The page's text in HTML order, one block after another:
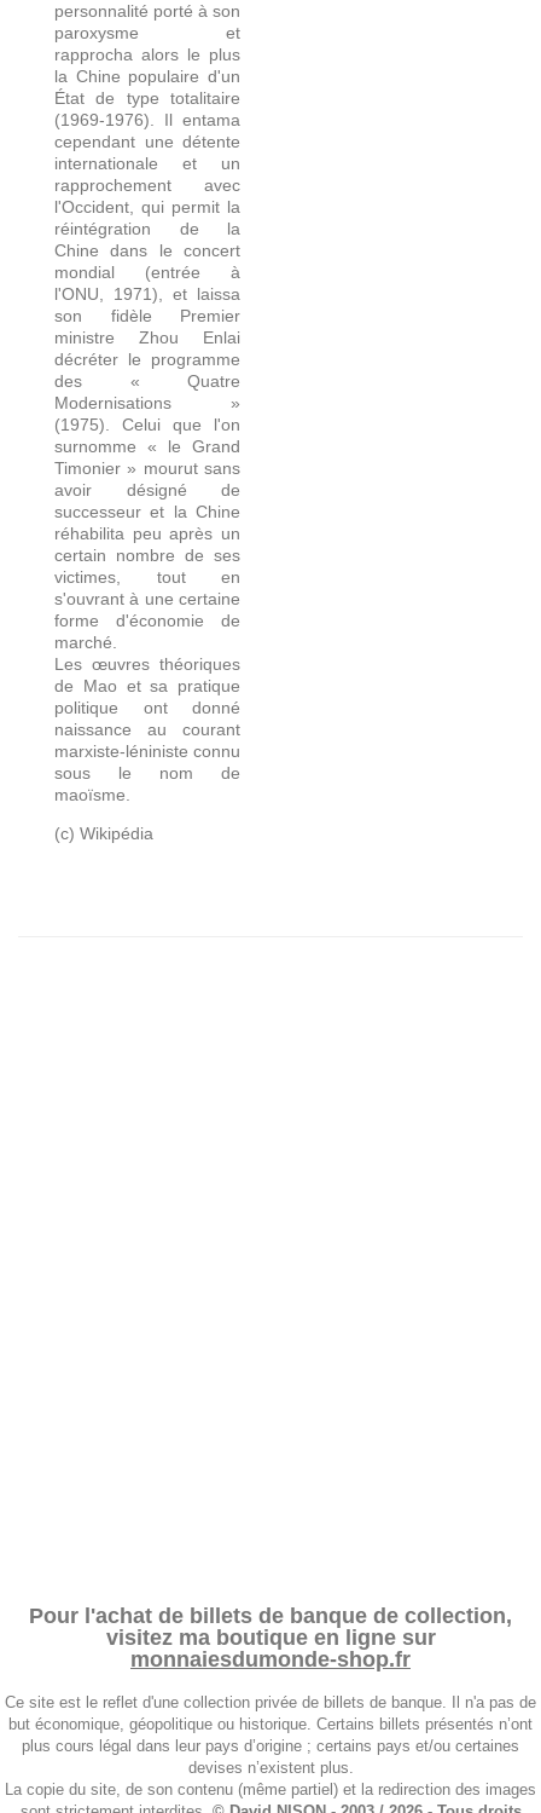
personnalité porté à son
paroxysme et
rapprocha alors le plus
la Chine populaire d'un
État de type totalitaire
(1969-1976). Il entama
cependant une détente
internationale et un
rapprochement avec
l'Occident, qui permit la
réintégration de la
Chine dans le concert
mondial (entrée à
l'ONU, 1971), et laissa
son fidèle Premier
ministre Zhou Enlai
décréter le programme
des « Quatre
Modernisations »
(1975). Celui que l'on
surnomme « le Grand
Timonier » mourut sans
avoir désigné de
successeur et la Chine
réhabilita peu après un
certain nombre de ses
victimes, tout en
s'ouvrant à une certaine
forme d'économie de
marché.
Les œuvres théoriques
de Mao et sa pratique
politique ont donné
naissance au courant
marxiste-léniniste connu
sous le nom de
maoïsme.
(c) Wikipédia
Pour l'achat de billets de banque de collection,
visitez ma boutique en ligne sur
monnaiesdumonde-shop.fr
Ce site est le reflet d'une collection privée de billets de banque. Il n'a pas de
but économique, géopolitique ou historique. Certains billets présentés n’ont
plus cours légal dans leur pays d’origine ; certains pays et/ou certaines
devises n’existent plus.
La copie du site, de son contenu (même partiel) et la redirection des images